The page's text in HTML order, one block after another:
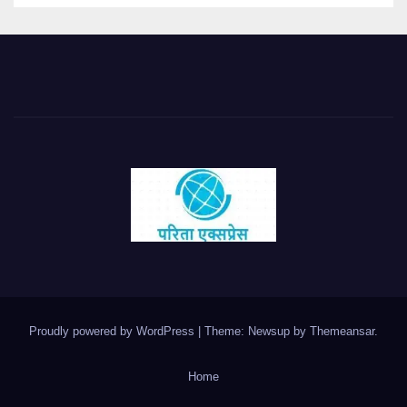
Proudly powered by WordPress | Theme: Newsup by Themeansar.
Home